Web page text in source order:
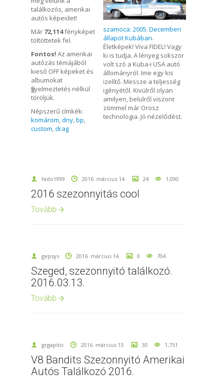
találkozós, amerikai
autós képeidet!
Már 72,114fényképet
töltöttetek fel.
Fontos! Az amerikai
autózás témájából
kieső OFF képeket és
albumokat
figyelmeztetés nélkül
töröljük.
Népszerű címkék:
komárom dny bp
custom drag
szamoca: 2005. Decemberi
állapot Kubában.
Életképek! Viva FIDEL! Vagy
ki is tudja. A lényeg sokszor
volt szó a Kuba-i USA autó
állományról. Ime egy kis
izelítő. Messze a teljesség
igényétől. Kivülről olyan
amilyen, belülről viszont
zömmel már Orosz
technologia. Jó nézelődést.
fado1999 2016. március 14. 24 1,090
2016 szezonnyitás cool
Tovább
gepsys 2016. március 14. 0 704
Szeged, szezonnyitó találkozó.
2016.03.13.
Tovább
grgapitic 2016. március 13. 30 1,751
V8 Bandits Szezonnyitó Amerikai
Autós Találkozó 2016.